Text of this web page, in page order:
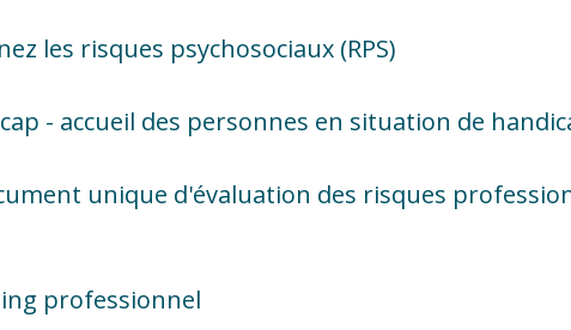
les risques psychosociaux (RPS)
- accueil des personnes en situation de
unique d'évaluation des risques
professionnel